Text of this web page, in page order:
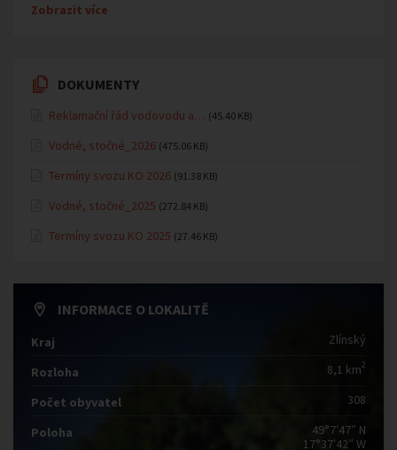
Zobrazit více
DOKUMENTY
Reklamační řád vodovodu a… (45.40 KB)
Vodné, stočné_2026 (475.06 KB)
Termíny svozu KO 2026 (91.38 KB)
Vodné, stočné_2025 (272.84 KB)
Termíny svozu KO 2025 (27.46 KB)
INFORMACE O LOKALITĚ
Kraj Zlínský
Rozloha 8,1 km2
Počet obyvatel 308
Poloha
49°7′47″ N
17°37′42″ W